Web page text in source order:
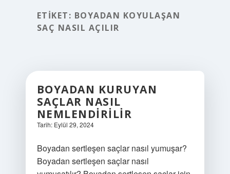
ETIKET: BOYADAN KOYULAŞAN
SAÇ NASIL AÇILIR
BOYADAN KURUYAN
SAÇLAR NASIL
NEMLENDIRILIR
Tarih: Eylül 29, 2024
Boyadan sertleşen saçlar nasıl yumuşar?
Boyadan sertleşen saçlar nasıl